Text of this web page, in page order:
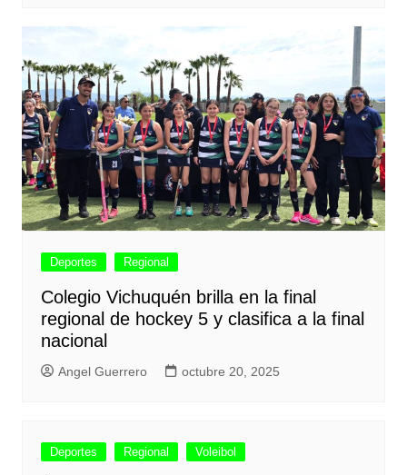
Deportes Regional
Colegio Vichuquén brilla en la final
regional de hockey 5 y clasifica a la final
nacional
Angel Guerrero octubre 20, 2025
Deportes Regional Voleibol